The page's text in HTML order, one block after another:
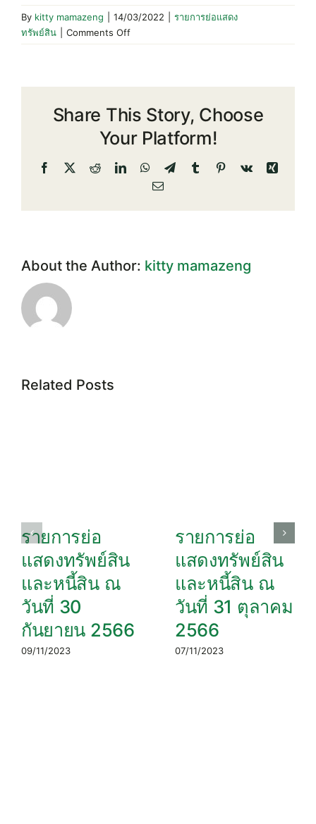
By kitty mamazeng 14/03/2022
รายการย่อแสดง
ทรัพย์สิน
Comments Offon
รายการ
ก.พ.65
Share This Story, Choose
Your Platform!
Facebook
X RedditLinkedInWhatsApp
TelegramTumblrPinterest
Vk
Xing
Email
About the Author: kitty mamazeng
Related Posts
รายการย่อ
แสดงทรัพย์สิน
และหนี้สิน ณ
วันที่ 30
กันยายน 2566
09/11/2023
รายการย่อ
แสดงทรัพย์สิน
และหนี้สิน ณ
วันที่ 31 ตุลาคม
2566
07/11/2023